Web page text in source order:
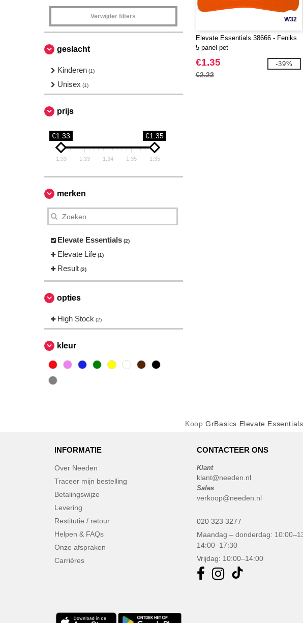
Verwijder filters
geslacht
Kinderen (1)
Unisex (1)
prijs
€1.33 €1.35
1.33 1.33 1.34 1.35 1.35
merken
Elevate Essentials (2)
Elevate Life (1)
Result (2)
opties
High Stock (2)
kleur
W32
Elevate Essentials 38666 - Feniks
5 panel pet
€1.35
€2.22
-39%
KoopGrBasics Elevate
INFORMATIE
Over Needen
Traceer mijn bestelling
Betalingswijze
Levering
Restitutie / retour
Helpen & FAQs
Onze afspraken
Carrières
CONTACTEER ONS
Klant
klant@needen.nl
Sales
verkoop@needen.nl
020 323 3277
Maandag – donderdag:
14:00–17:30
Vrijdag: 10:00–14:00